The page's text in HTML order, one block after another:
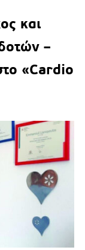
και
–
«Cardio